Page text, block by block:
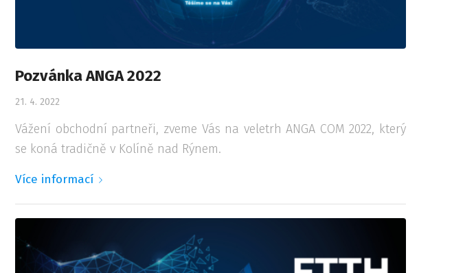
Pozvánka ANGA 2022
21. 4. 2022
Vážení obchodní partneři, zveme Vás na veletrh ANGA COM 2022, který
se koná tradičně v Kolíně nad Rýnem.
Více informací